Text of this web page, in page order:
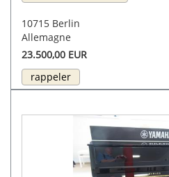
10715 Berlin
Allemagne
23.500,00 EUR
rappeler